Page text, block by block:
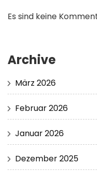
Es sind keine
Archive
März 2026
Februar 2026
Januar 2026
Dezember 2025